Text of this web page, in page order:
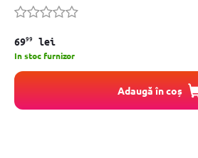
6999 lei
In stoc furnizor
Adaugă în coș